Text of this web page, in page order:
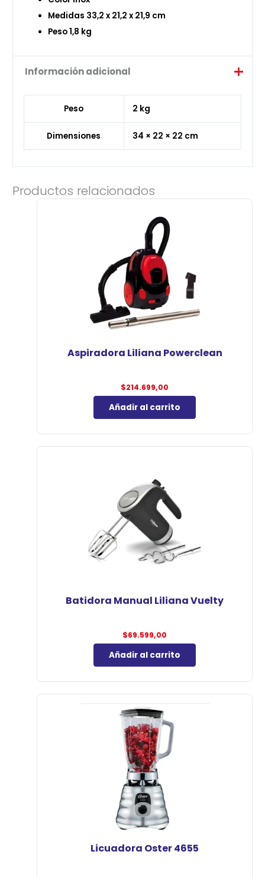
Medidas 33,2 x 21,2 x 21,9 cm
Peso 1,8 kg
Información adicional
Peso 2 kg
Dimensiones 34 × 22 × 22 cm
Productos relacionados
Aspiradora Liliana Powerclean
$214.699,00
Añadir al carrito
Batidora Manual Liliana Vuelty
$69.599,00
Añadir al carrito
Licuadora Oster 4655